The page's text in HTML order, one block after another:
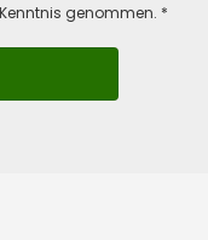
genommen. *